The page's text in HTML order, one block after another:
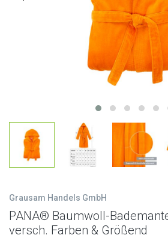
Grausam Handels GmbH
PANA® Baumwoll-
versch. Farben & Größend